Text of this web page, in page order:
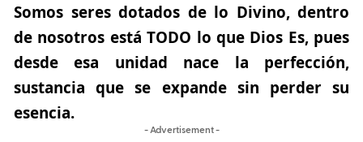
Somos seres dotados de lo Divino, dentro
de nosotros está TODO lo que Dios Es, pues
desde esa unidad nace la perfección,
sustancia que se expande sin perder su
esencia.
- Advertisement -